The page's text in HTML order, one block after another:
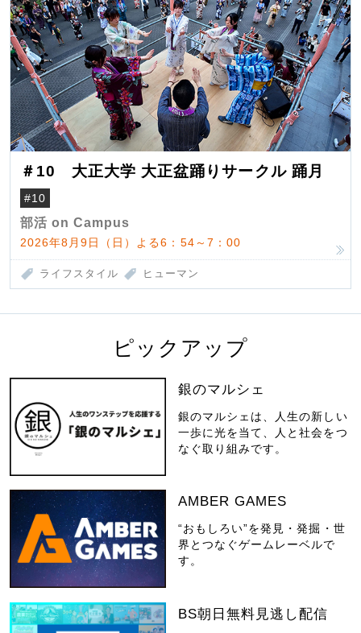
＃10 大正大学 大正盆踊りサークル 踊月
#10
部活 on Campus
2026年8月9日（日）よる6：54～7：00
ライフスタイル ヒューマン
ピックアップ
銀のマルシェ
銀のマルシェは、人生の新しい
一歩に光を当て、人と社会をつ
なぐ取り組みです。
AMBER GAMES
“おもしろい”を発見・発掘・世
界とつなぐゲームレーベルで
す。
BS朝日無料見逃し配信